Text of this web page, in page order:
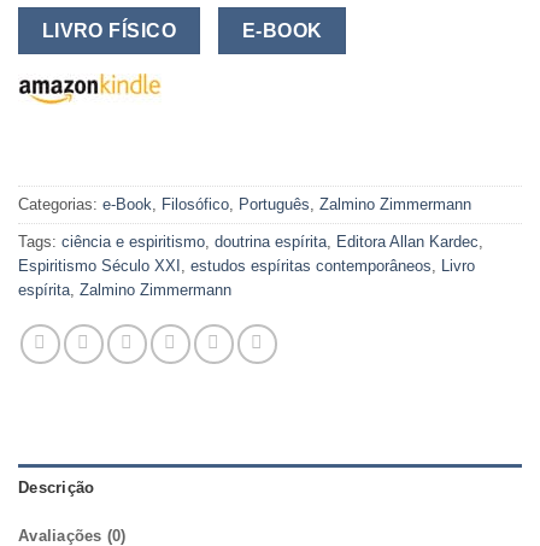
LIVRO FÍSICO E-BOOK
Categorias: e-Book Filosófico Português Zalmino Zimmermann
Tags: ciência e espiritismo doutrina espírita Editora Allan Kardec
Espiritismo Século XXI
estudos espíritas contemporâneos
Livro
espírita Zalmino Zimmermann
Descrição
Avaliações (0)